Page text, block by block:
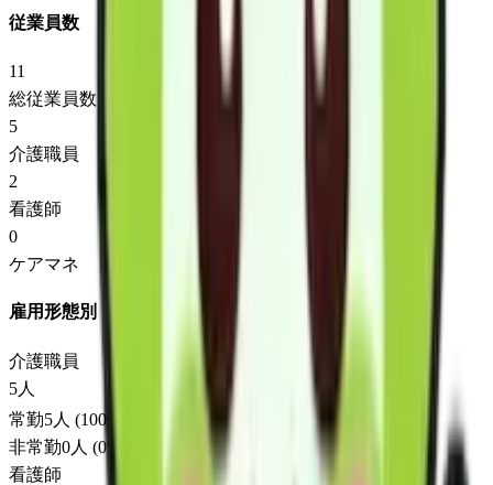
従業員数
11
総従業員数
5
介護職員
2
看護師
0
ケアマネ
雇用形態別
介護職員
5人
常勤5人 (100
非常勤0人 (0
看護師